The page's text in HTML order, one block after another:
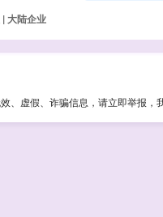
大陆企业
、虚假、诈骗信息，请立即举报，